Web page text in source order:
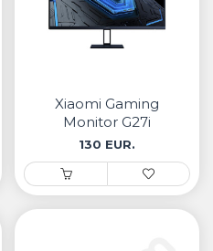
Xiaomi Gaming
Monitor G27i
130 EUR.